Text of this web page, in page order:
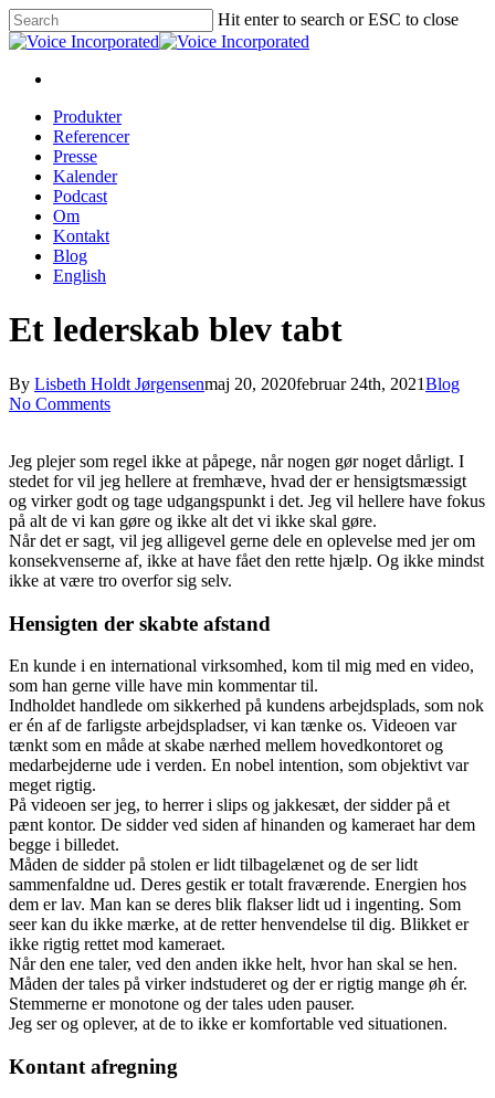
Hit enter to search or ESC to close
Produkter
Referencer
Presse
Kalender
Podcast
Om
Kontakt
Blog
English
Et lederskab blev tabt
By Lisbeth Holdt Jørgensenmaj 20, 2020februar 24th, 2021Blog
No Comments
Jeg plejer som regel ikke at påpege, når nogen gør noget dårligt. I
stedet for vil jeg hellere at fremhæve, hvad der er hensigtsmæssigt
og virker godt og tage udgangspunkt i det. Jeg vil hellere have fokus
på alt de vi kan gøre og ikke alt det vi ikke skal gøre.
Når det er sagt, vil jeg alligevel gerne dele en oplevelse med jer om
konsekvenserne af, ikke at have fået den rette hjælp. Og ikke mindst
ikke at være tro overfor sig selv.
Hensigten der skabte afstand
En kunde i en international virksomhed, kom til mig med en video,
som han gerne ville have min kommentar til.
Indholdet handlede om sikkerhed på kundens arbejdsplads, som nok
er én af de farligste arbejdspladser, vi kan tænke os. Videoen var
tænkt som en måde at skabe nærhed mellem hovedkontoret og
medarbejderne ude i verden. En nobel intention, som objektivt var
meget rigtig.
På videoen ser jeg, to herrer i slips og jakkesæt, der sidder på et
pænt kontor. De sidder ved siden af hinanden og kameraet har dem
begge i billedet.
Måden de sidder på stolen er lidt tilbagelænet og de ser lidt
sammenfaldne ud. Deres gestik er totalt fraværende. Energien hos
dem er lav. Man kan se deres blik flakser lidt ud i ingenting. Som
seer kan du ikke mærke, at de retter henvendelse til dig. Blikket er
ikke rigtig rettet mod kameraet.
Når den ene taler, ved den anden ikke helt, hvor han skal se hen.
Måden der tales på virker indstuderet og der er rigtig mange øh ér.
Stemmerne er monotone og der tales uden pauser.
Jeg ser og oplever, at de to ikke er komfortable ved situationen.
Kontant afregning